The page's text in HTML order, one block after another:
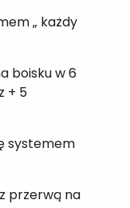
„ każdy
boisku w 6
+ 5
systemem
z przerwą na